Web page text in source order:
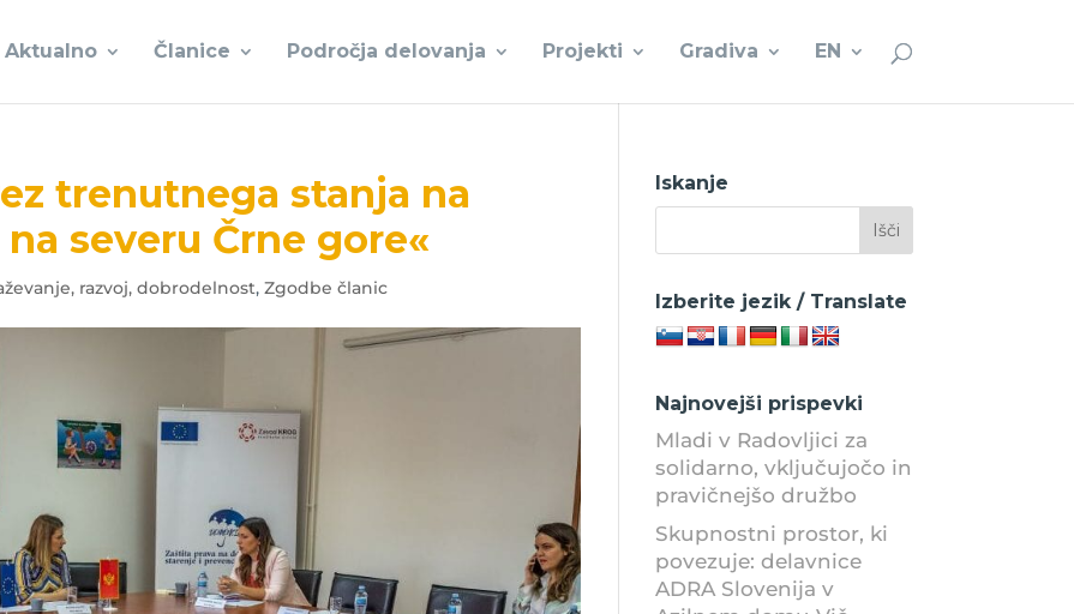
Aktualno Članice Področja delovanja Projekti Gradiva EN
trenutnega stanja na
severu Črne gore«
razvoj, dobrodelnost,Zgodbe članic
Iskanje
Izberite jezik / Translate
Najnovejši prispevki
Mladi v Radovljici za
solidarno, vključujočo in
pravičnejšo družbo
Skupnostni prostor, ki
povezuje: delavnice
ADRA Slovenija v